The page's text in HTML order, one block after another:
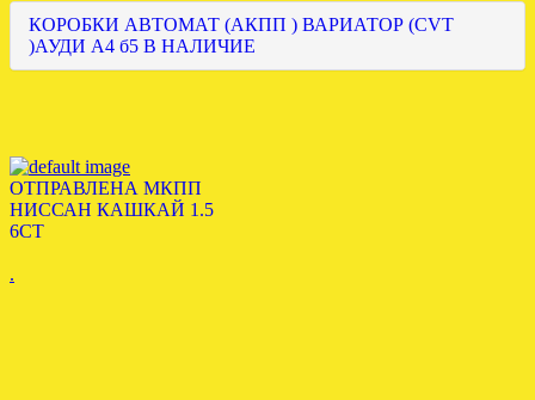
КОРОБКИ АВТОМАТ (АКПП ) ВАРИАТОР (CVT
)АУДИ А4 б5 В НАЛИЧИЕ
ОТПРАВЛЕНА МКПП
НИССАН КАШКАЙ 1.5
6СТ
.